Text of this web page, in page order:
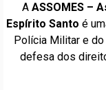
A ASSOMES –
Espírito Santo é
Polícia Militar e
defesa dos